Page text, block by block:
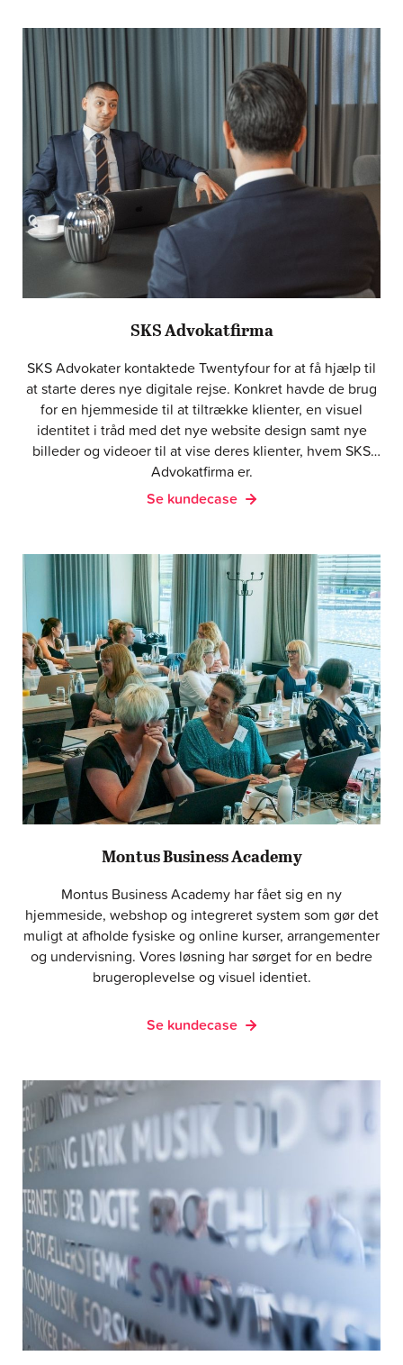
SKS Advokatfirma
SKS Advokater kontaktede Twentyfour for at få hjælp til
at starte deres nye digitale rejse. Konkret havde de brug
for en hjemmeside til at tiltrække klienter, en visuel
identitet i tråd med det nye website design samt nye
billeder og videoer til at vise deres klienter, hvem SKS
Advokatfirma er.
Se kundecase
Montus Business Academy
Montus Business Academy har fået sig en ny
hjemmeside, webshop og integreret system som gør det
muligt at afholde fysiske og online kurser, arrangementer
og undervisning. Vores løsning har sørget for en bedre
brugeroplevelse og visuel identiet.
Se kundecase